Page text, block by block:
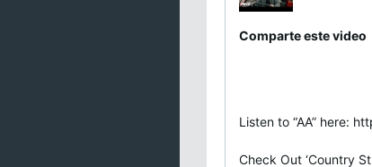
Comparte este video
Listen to “AA” here:
Check Out ‘Country